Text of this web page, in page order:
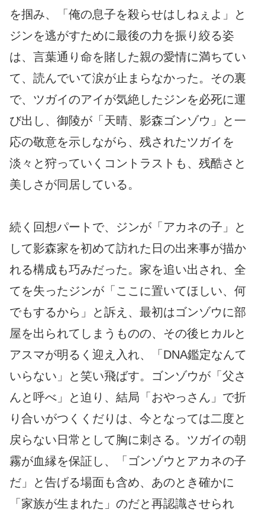
を掴み、「俺の息子を殺らせはしねぇよ」と
ジンを逃がすために最後の力を振り絞る姿
は、言葉通り命を賭した親の愛情に満ちてい
て、読んでいて涙が止まらなかった。その裏
で、ツガイのアイが気絶したジンを必死に運
び出し、御陵が「天晴、影森ゴンゾウ」と一
応の敬意を示しながら、残されたツガイを
淡々と狩っていくコントラストも、残酷さと
美しさが同居している。
続く回想パートで、ジンが「アカネの子」と
して影森家を初めて訪れた日の出来事が描か
れる構成も巧みだった。家を追い出され、全
てを失ったジンが「ここに置いてほしい、何
でもするから」と訴え、最初はゴンゾウに部
屋を出られてしまうものの、その後ヒカルと
アスマが明るく迎え入れ、「DNA鑑定なんて
いらない」と笑い飛ばす。ゴンゾウが「父さ
んと呼べ」と迫り、結局「おやっさん」で折
り合いがつくくだりは、今となっては二度と
戻らない日常として胸に刺さる。ツガイの朝
霧が血縁を保証し、「ゴンゾウとアカネの子
だ」と告げる場面も含め、あのとき確かに
「家族が生まれた」のだと再認識させられ